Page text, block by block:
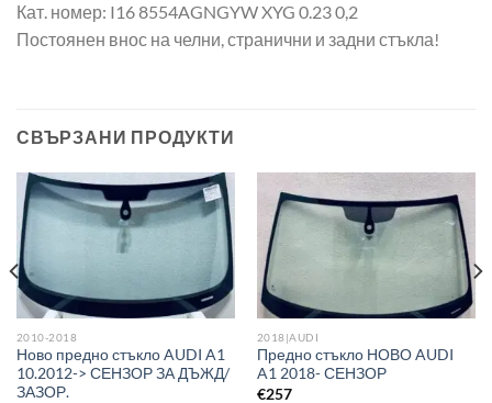
Кат. номер: I16 8554AGNGYW XYG 0.23 0,2
Постоянен внос на челни, странични и задни стъкла!
СВЪРЗАНИ ПРОДУКТИ
2010-2018
Ново предно стъкло AUDI A1
10.2012-> СЕНЗОР ЗА ДЪЖД/
ЗАЗОР.
2018|AUDI
Предно стъкло НОВО AUDI
A1 2018- СЕНЗОР
€257